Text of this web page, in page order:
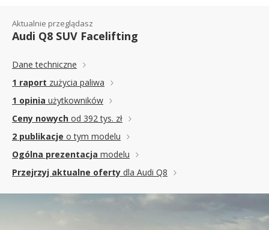
Aktualnie przeglądasz
Audi Q8 SUV Facelifting
Dane techniczne
1 raport zużycia paliwa
1 opinia użytkowników
Ceny nowych od 392 tys. zł
2 publikacje o tym modelu
Ogólna prezentacja modelu
Przejrzyj aktualne oferty dla Audi Q8